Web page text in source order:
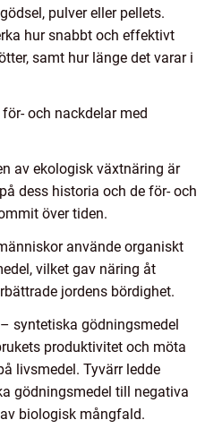
pulver eller pellets.
hur snabbt och effektivt
samt hur länge det varar i
och nackdelar med
av ekologisk växtnäring är
dess historia och de för- och
över tiden.
använde organiskt
vilket gav näring åt
jordens bördighet.
syntetiska gödningsmedel
produktivitet och möta
livsmedel. Tyvärr ledde
gödningsmedel till negativa
biologisk mångfald.